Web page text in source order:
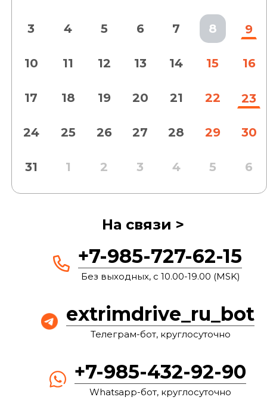
3 4 5 6 7 8 9
10 11 12 13 14 15 16
17 18 19 20 21 22 23
24 25 26 27 28 29 30
31 1 2 3 4 5 6
На связи >
+7-985-727-62-15
Без выходных, с 10.00-19.00 (MSK)
extrimdrive_ru_bot
Телеграм-бот, круглосуточно
+7-985-432-92-90
Whatsapp-бот, круглосуточно